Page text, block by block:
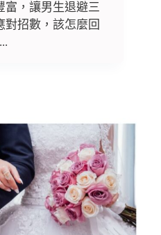
富，讓男生退避三
對招數，該怎麼回